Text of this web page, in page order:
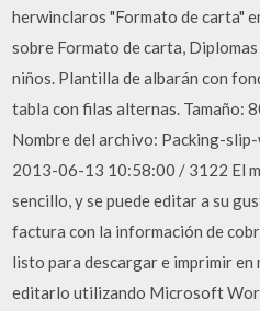
herwinclaros "Formato de carta"
sobre Formato de carta,
niños. Plantilla de albarán con
tabla con filas alternas. Tamaño:
Nombre del archivo: Packing-
2013-06-13 10:58:00 / 3122 El
sencillo, y se puede editar a su
factura con la información de
listo para descargar e imprimir
editarlo utilizando Microsoft